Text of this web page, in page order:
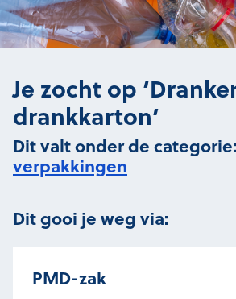
Je zocht op
drankkarton’
Dit valt onder de categorie:
verpakkingen
Dit gooi je weg via:
PMD-zak